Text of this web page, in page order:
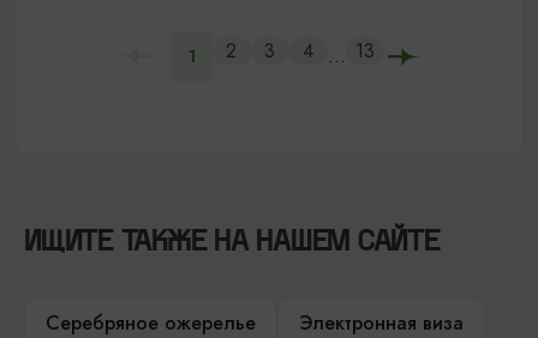
1 2 3 4 ... 13
ИЩИТЕ ТАКЖЕ НА НАШЕМ САЙТЕ
Серебряное ожерелье
Электронная виза